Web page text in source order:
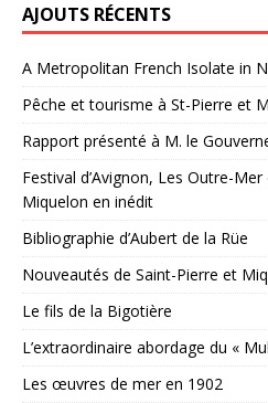
AJOUTS RÉCENTS
A Metropolitan French Isolate in
Pêche et tourisme à St-Pierre et
Rapport présenté à M. le
Festival d’Avignon, Les Outre-
Miquelon en inédit
Bibliographie d’Aubert de la Rüe
Nouveautés de Saint-Pierre et
Le fils de la Bigotière
L’extraordinaire abordage du «
Les œuvres de mer en 1902